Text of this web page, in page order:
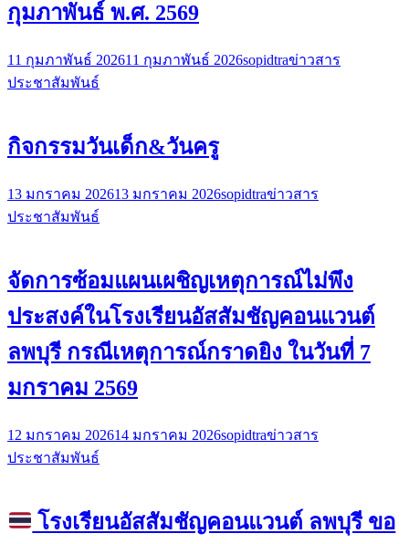
กุมภาพันธ์ พ.ศ. 2569
11 กุมภาพันธ์ 202611 กุมภาพันธ์ 2026sopidtraข่าวสาร
ประชาสัมพันธ์
กิจกรรมวันเด็ก&วันครู
13 มกราคม 202613 มกราคม 2026sopidtraข่าวสาร
ประชาสัมพันธ์
จัดการซ้อมแผนเผชิญเหตุการณ์ไม่พึง
ประสงค์ในโรงเรียนอัสสัมชัญคอนแวนต์
ลพบุรี กรณีเหตุการณ์กราดยิง ในวันที่ 7
มกราคม 2569
12 มกราคม 202614 มกราคม 2026sopidtraข่าวสาร
ประชาสัมพันธ์
โรงเรียนอัสสัมชัญคอนแวนต์ ลพบุรี ขอ